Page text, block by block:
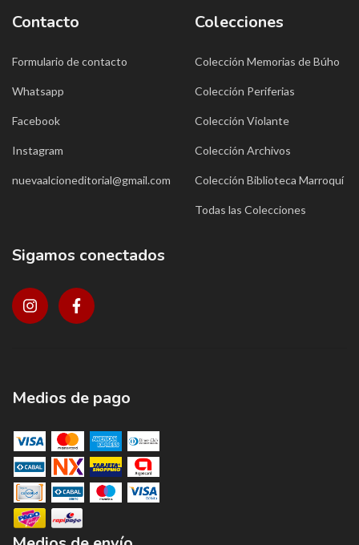
Contacto
Formulario de contacto
Whatsapp
Facebook
Instagram
nuevaalcioneditorial@gmail.com
Colecciones
Colección Memorias de Búho
Colección Periferias
Colección Violante
Colección Archivos
Colección Biblioteca Marroquí
Todas las Colecciones
Sigamos conectados
Medios de pago